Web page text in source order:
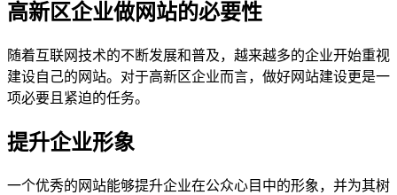
高新区企业做网站的必要性
随着互联网技术的不断发展和普及，越来越多的企业开始重视
建设自己的网站。对于高新区企业而言，做好网站建设更是一
项必要且紧迫的任务。
提升企业形象
一个优秀的网站能够提升企业在公众心目中的形象，并为其树